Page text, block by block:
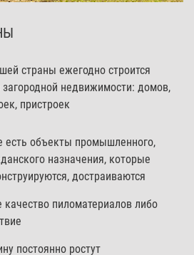
страны ежегодно строится
недвижимости: домов,
пристроек
есть объекты промышленного,
назначения, которые
достраиваются
пиломатериалов либо
постоянно ростут